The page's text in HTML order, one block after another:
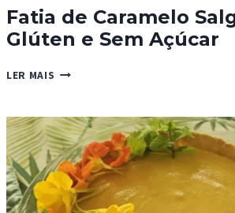
Fatia de Caramelo
Glúten e Sem Açúcar
LER MAIS FATIA
SALGADO
–
SEM
GLÚTEN
E
SEM